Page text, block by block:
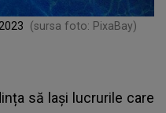
(sursa foto: PixaBay)
să lași lucrurile care